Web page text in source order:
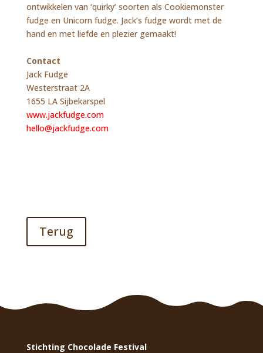
ontwikkelen van ‘quirky’ soorten als Cookiemonster
fudge en Unicorn fudge. Jack’s fudge wordt met de
hand en met liefde en plezier gemaakt!
Contact
Jack Fudge
Westerstraat 2A
1655 LA Sijbekarspel
www.jackfudge.com
hello@jackfudge.com
Terug
Stichting Chocolade Festival